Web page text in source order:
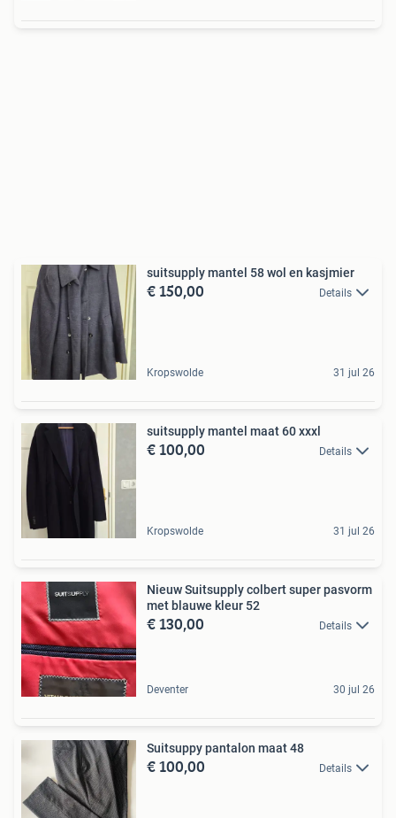
suitsupply mantel 58 wol en kasjmier
€ 150,00 Details
Kropswolde 31 jul 26
suitsupply mantel maat 60 xxxl
€ 100,00 Details
Kropswolde 31 jul 26
Nieuw Suitsupply colbert super pasvorm
met blauwe kleur 52
€ 130,00 Details
Deventer 30 jul 26
Suitsuppy pantalon maat 48
€ 100,00 Details